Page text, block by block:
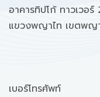
อาคารทิปโก้ ทาวเวอ
แขวงพญาไท เขตพญ
เบอร์โทรศัพท์